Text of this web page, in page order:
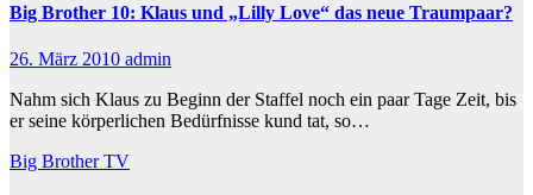
Big Brother 10: Klaus und „Lilly Love“ das neue Traumpaar?
26. März 2010 admin
Nahm sich Klaus zu Beginn der Staffel noch ein paar Tage Zeit, bis
er seine körperlichen Bedürfnisse kund tat, so…
Big BrotherTV